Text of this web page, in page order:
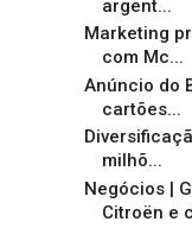
argent...
Marketing
com Mc...
Anúncio do
cartões...
milhõ...
Negócios |
Citroën e